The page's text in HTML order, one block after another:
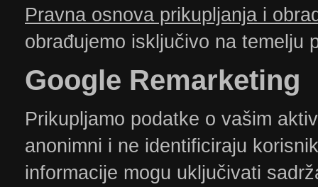
Pravna osnova prikupljanja i
obrađujemo isključivo na temelju
​Google Remarketing
Prikupljamo podatke o vašim
anonimni i ne identificiraju
informacije mogu uključivati